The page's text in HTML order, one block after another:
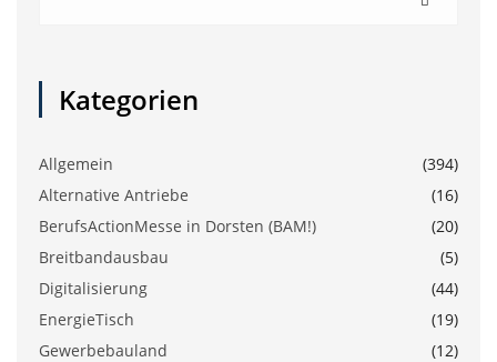
Kategorien
Allgemein
(394)
Alternative Antriebe
(16)
BerufsActionMesse in Dorsten (BAM!)
(20)
Breitbandausbau
(5)
Digitalisierung
(44)
EnergieTisch
(19)
Gewerbebauland
(12)